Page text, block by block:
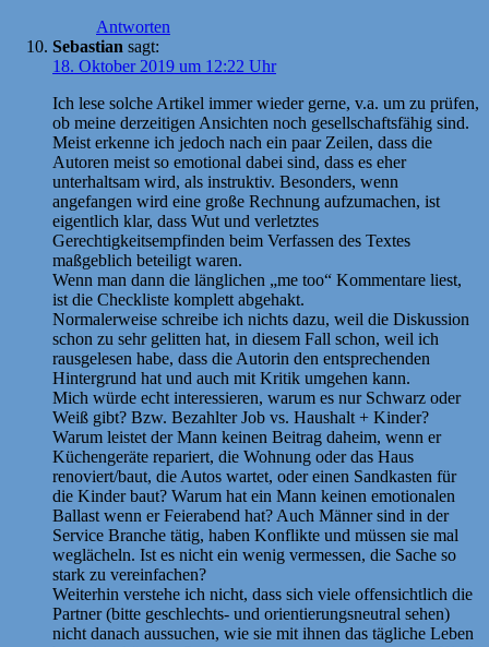
Antworten
Sebastian sagt:
18. Oktober 2019 um 12:22 Uhr
Ich lese solche Artikel immer wieder gerne, v.a. um zu prüfen,
ob meine derzeitigen Ansichten noch gesellschaftsfähig sind.
Meist erkenne ich jedoch nach ein paar Zeilen, dass die
Autoren meist so emotional dabei sind, dass es eher
unterhaltsam wird, als instruktiv. Besonders, wenn
angefangen wird eine große Rechnung aufzumachen, ist
eigentlich klar, dass Wut und verletztes
Gerechtigkeitsempfinden beim Verfassen des Textes
maßgeblich beteiligt waren.
Wenn man dann die länglichen „me too“ Kommentare liest,
ist die Checkliste komplett abgehakt.
Normalerweise schreibe ich nichts dazu, weil die Diskussion
schon zu sehr gelitten hat, in diesem Fall schon, weil ich
rausgelesen habe, dass die Autorin den entsprechenden
Hintergrund hat und auch mit Kritik umgehen kann.
Mich würde echt interessieren, warum es nur Schwarz oder
Weiß gibt? Bzw. Bezahlter Job vs. Haushalt + Kinder?
Warum leistet der Mann keinen Beitrag daheim, wenn er
Küchengeräte repariert, die Wohnung oder das Haus
renoviert/baut, die Autos wartet, oder einen Sandkasten für
die Kinder baut? Warum hat ein Mann keinen emotionalen
Ballast wenn er Feierabend hat? Auch Männer sind in der
Service Branche tätig, haben Konflikte und müssen sie mal
weglächeln. Ist es nicht ein wenig vermessen, die Sache so
stark zu vereinfachen?
Weiterhin verstehe ich nicht, dass sich viele offensichtlich die
Partner (bitte geschlechts- und orientierungsneutral sehen)
nicht danach aussuchen, wie sie mit ihnen das tägliche Leben